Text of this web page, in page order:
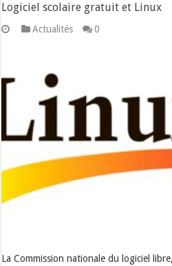
Logiciel scolaire gratuit et Linux
Actualités 0
La Commission nationale du logiciel